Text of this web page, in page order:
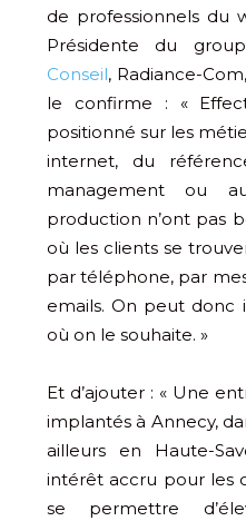
de professionnels du
Présidente du
Conseil, Radiance-
le confirme : «
positionné sur les
internet, du
management ou
production n’ont pas
où les clients se
par téléphone, par
emails. On peut donc
où on le souhaite. »
Et d’ajouter : « Une
implantés à Annecy,
ailleurs en Haute-
intérêt accru pour les
se permettre